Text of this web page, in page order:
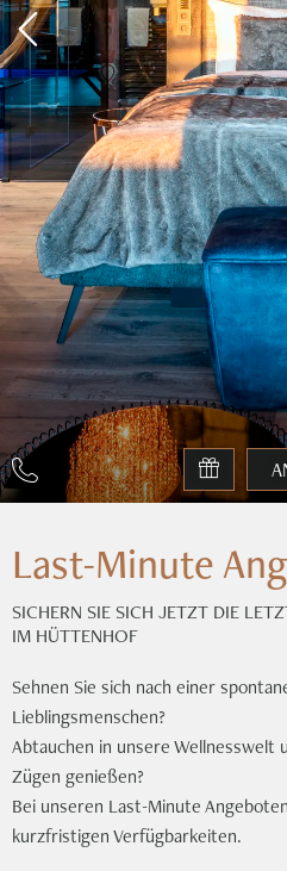
Last-Minute
SICHERN SIE SICH JETZT DIE
IM HÜTTENHOF
Sehnen Sie sich nach einer
Lieblingsmenschen?
Abtauchen in unsere Wellnesswelt
Zügen genießen?
Bei unseren Last-Minute
kurzfristigen Verfügbarkeiten.